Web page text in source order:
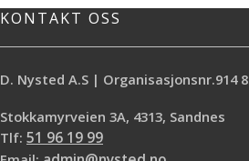
KONTAKT OSS
D. Nysted A.S | Organisasjonsnr.914
Stokkamyrveien 3A, 4313, Sandnes
Tlf: 51 96 19 99